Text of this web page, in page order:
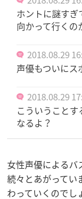
ホントに謎す
向かって行くの
2018.08.29
声優もついに
2018.08.29
こういうこと
なるよ？
女性声優によるバ
続々とあがってい
わっていくのでし